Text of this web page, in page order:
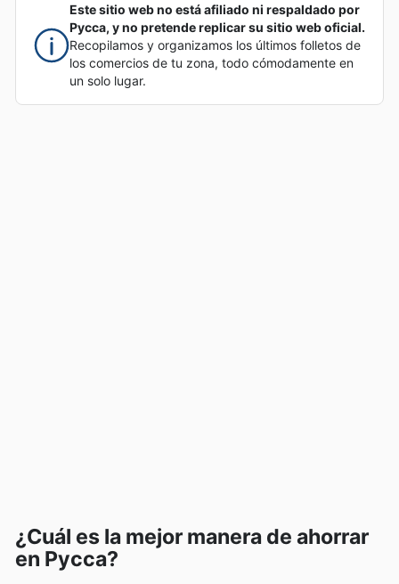
Este sitio web no está afiliado ni respaldado por
Pycca, y no pretende replicar su sitio web oficial.
Recopilamos y organizamos los últimos folletos de
los comercios de tu zona, todo cómodamente en
un solo lugar.
¿Cuál es la mejor manera de ahorrar
en Pycca?